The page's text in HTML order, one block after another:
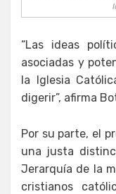
“Las ideas
asociadas y
la Iglesia
digerir”, afirma
Por su parte, el
una justa
Jerarquía de la
cristianos